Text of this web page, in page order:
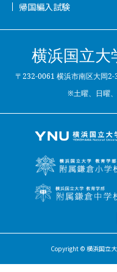
帰国編入試験
横浜国立大
〒232-0061 横浜市南区大岡
※土曜、日曜
Copyright © 横浜国立